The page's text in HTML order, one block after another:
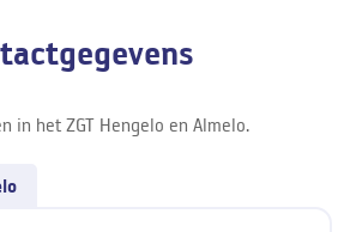
in het ZGT Hengelo en Almelo.